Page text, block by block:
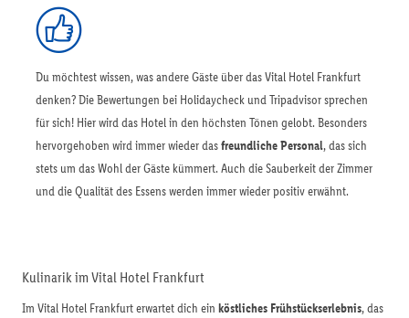
Du möchtest wissen, was andere Gäste über das Vital Hotel Frankfurt
denken? Die Bewertungen bei Holidaycheck und Tripadvisor sprechen
für sich! Hier wird das Hotel in den höchsten Tönen gelobt. Besonders
hervorgehoben wird immer wieder dasfreundliche Personal, das sich
stets um das Wohl der Gäste kümmert. Auch die Sauberkeit der Zimmer
und die Qualität des Essens werden immer wieder positiv erwähnt.
Kulinarik im Vital Hotel Frankfurt
Im Vital Hotel Frankfurt erwartet dich ein köstliches Frühstückserlebnis, das